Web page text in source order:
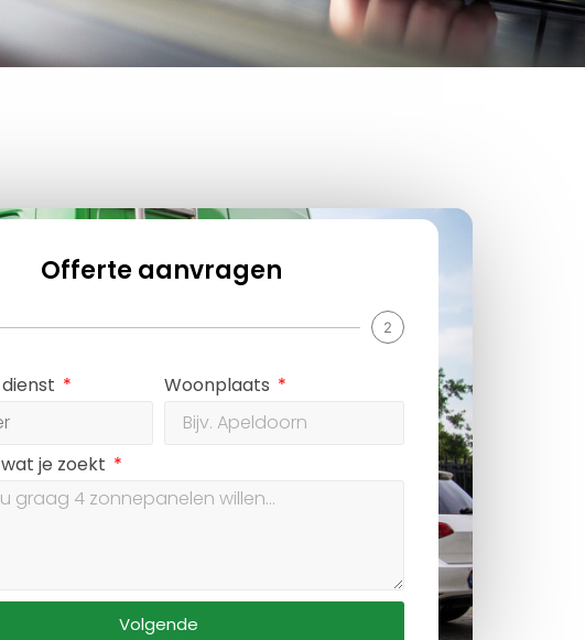
Offerte aanvragen
2
Woonplaats
je zoekt
Volgende